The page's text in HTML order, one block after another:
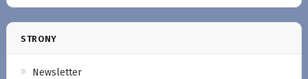
STRONY
Newsletter